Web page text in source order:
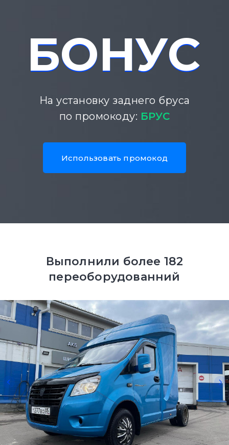
БОНУС
БОНУС
На установку заднего бруса
по промокоду: БРУС
Иcпользовать промокод
Выполнили более 182
переоборудованний